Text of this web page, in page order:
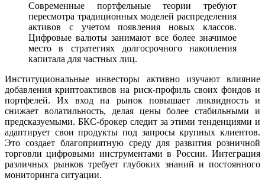
Современные портфельные теории требуют
пересмотра традиционных моделей распределения
активов с учетом появления новых классов.
Цифровые валюты занимают все более значимое
место в стратегиях долгосрочного накопления
капитала для частных лиц.
Институциональные инвесторы активно изучают влияние
добавления криптоактивов на риск-профиль своих фондов и
портфелей. Их вход на рынок повышает ликвидность и
снижает волатильность, делая цены более стабильными и
предсказуемыми. БКС-брокер следит за этими тенденциями и
адаптирует свои продукты под запросы крупных клиентов.
Это создает благоприятную среду для развития розничной
торговли цифровыми инструментами в России. Интеграция
различных рынков требует глубоких знаний и постоянного
мониторинга ситуации.